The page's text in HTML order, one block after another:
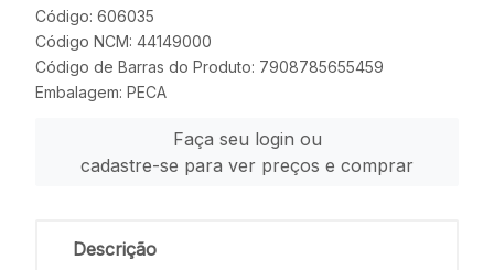
Código: 606035
Código NCM: 44149000
Código de Barras do Produto: 7908785655459
Embalagem: PECA
Faça seu login ou
cadastre-se para ver preços e comprar
Descrição